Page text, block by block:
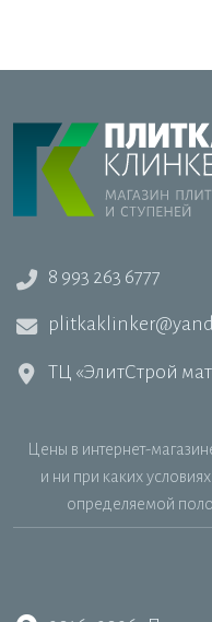
индивидуальный 3D
Благодаря богатому
организации лучшего
8 993 263 6777
ТЦ «ЭлитСтрой
Цены в интернет-
и ни при каких
определяемой